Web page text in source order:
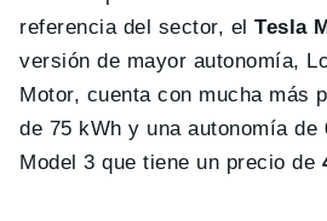
referencia del sector, elTesla
versión de mayor autonomía,
Motor, cuenta con mucha más
de 75 kWh y una autonomía de
Model 3 que tiene un precio de